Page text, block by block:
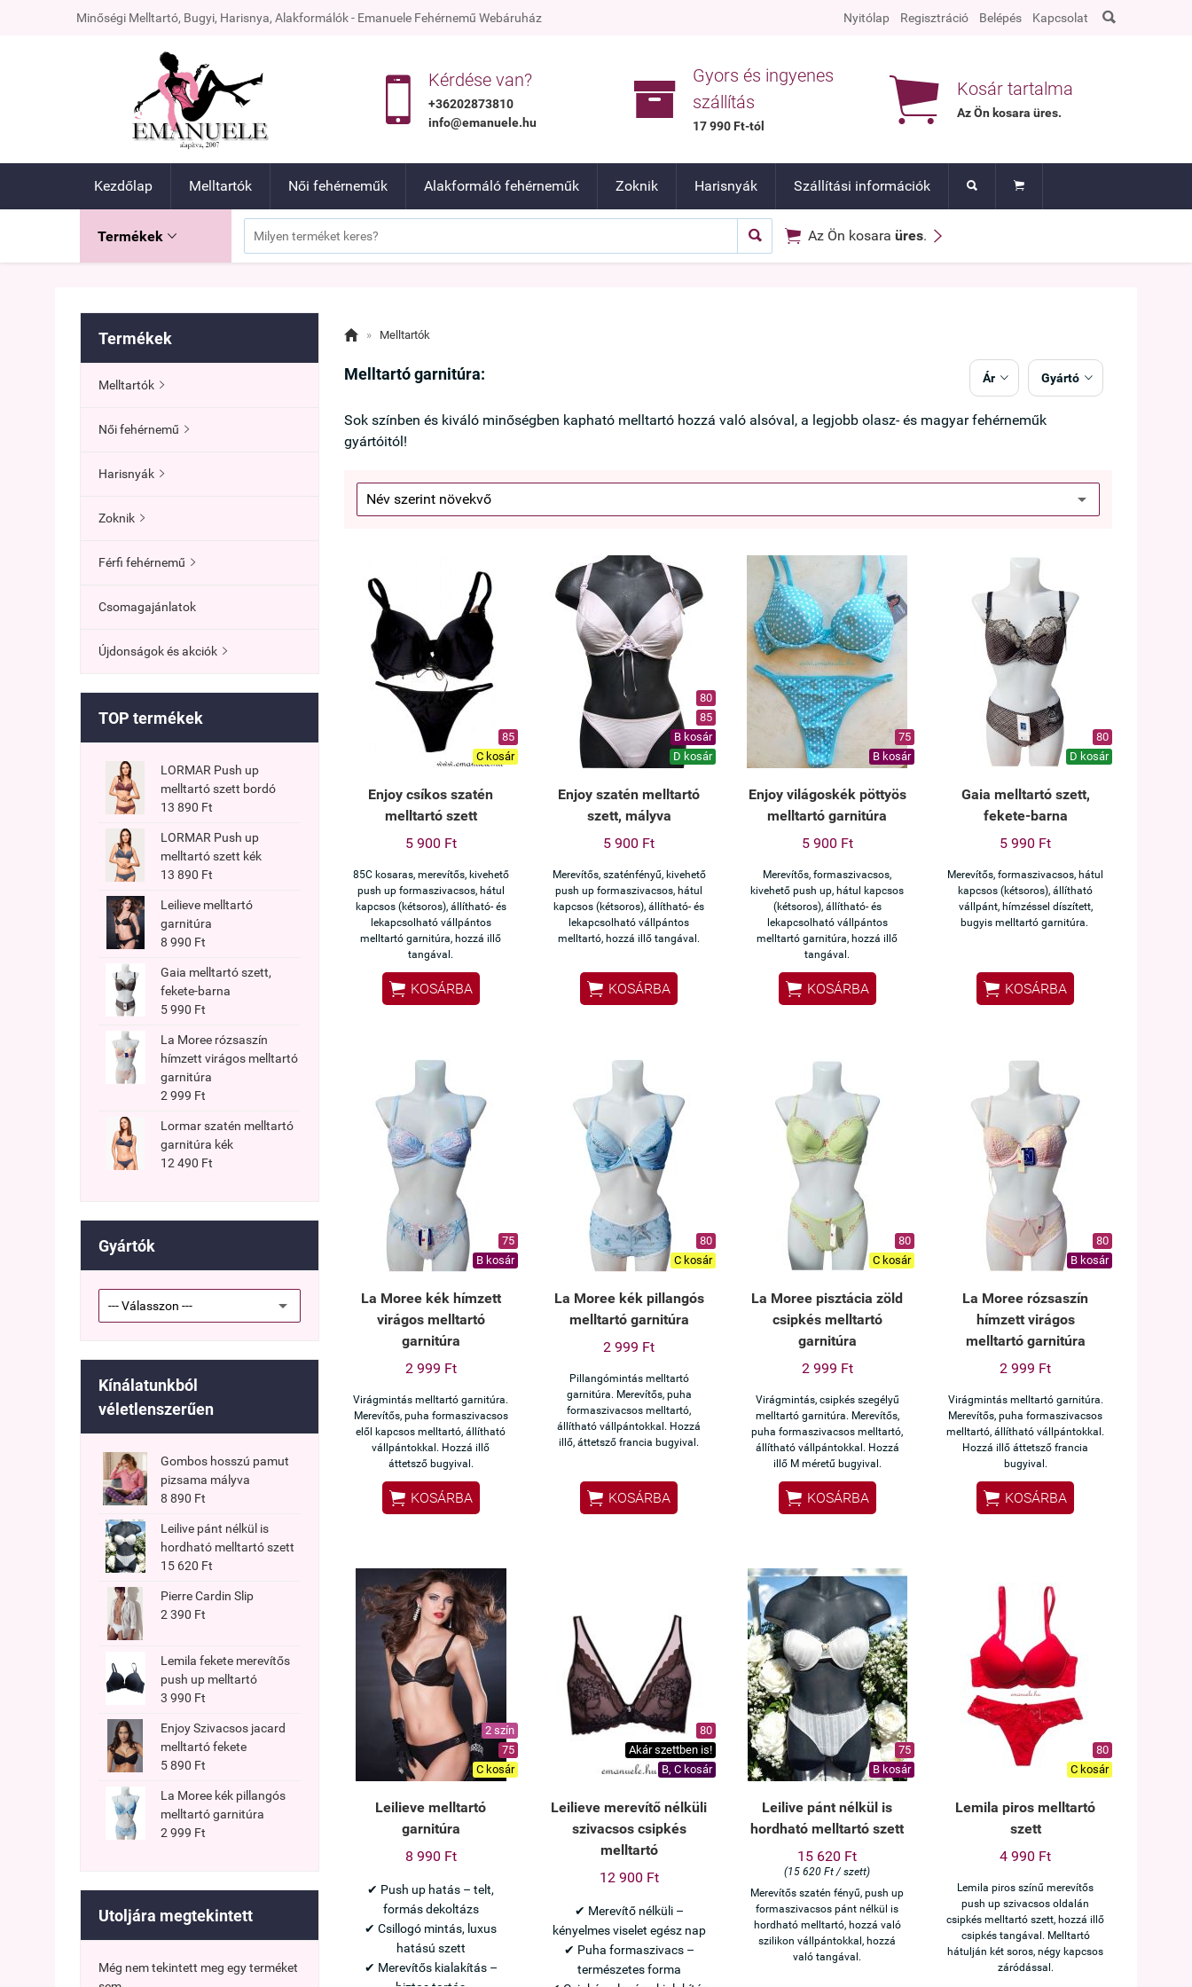
Minőségi Melltartó, Bugyi, Harisnya, Alakformálók - Emanuele Fehérnemű Webáruház Nyitólap Regisztráció Belépés Kapcsolat 
 Kérdése van?
+36202873810
info@emanuele.hu

Gyors és ingyenes
szállítás
17 990 Ft-tól  Kosár tartalma
Az Ön kosaraüres.
Kezdőlap Melltartók Női fehérneműk Alakformáló fehérneműk Zoknik Harisnyák Szállítási információk  
Termékek    Az Ön kosara üres. 
Termékek
Melltartók 
Női fehérnemű 
Harisnyák 
Zoknik 
Férfi fehérnemű 
Csomagajánlatok
Újdonságok és akciók 
TOP termékek
LORMAR Push up
melltartó szett bordó
13 890 Ft
LORMAR Push up
melltartó szett kék
13 890 Ft
Leilieve melltartó
garnitúra
8 990 Ft
Gaia melltartó szett,
fekete-barna
5 990 Ft
La Moree rózsaszín
hímzett virágos melltartó
garnitúra
2 999 Ft
Lormar szatén melltartó
garnitúra kék
12 490 Ft
Gyártók
Kínálatunkból
véletlenszerűen
Gombos hosszú pamut
pizsama mályva
8 890 Ft
Leilive pánt nélkül is
hordható melltartó szett
15 620 Ft
Pierre Cardin Slip
2 390 Ft
Lemila fekete merevítős
push up melltartó
3 990 Ft
Enjoy Szivacsos jacard
melltartó fekete
5 890 Ft
La Moree kék pillangós
melltartó garnitúra
2 999 Ft
Utoljára megtekintett
Még nem tekintett meg egy terméket
 » Melltartók
Melltartó garnitúra: Ár  Gyártó 
Sok színben és kiváló minőségben kapható melltartó hozzá való alsóval, a legjobb olasz- és magyar fehérneműk
gyártóitól!
85
C kosár
Enjoy csíkos szatén
melltartó szett
5 900 Ft
85C kosaras, merevítős, kivehető
push up formaszivacsos, hátul
kapcsos (kétsoros), állítható- és
lekapcsolható vállpántos
melltartó garnitúra, hozzá illő
tangával.
 KOSÁRBA
80
85
B kosár
D kosár
Enjoy szatén melltartó
szett, mályva
5 900 Ft
Merevítős, szaténfényű, kivehető
push up formaszivacsos, hátul
kapcsos (kétsoros), állítható- és
lekapcsolható vállpántos
melltartó, hozzá illő tangával.
 KOSÁRBA
75
B kosár
Enjoy világoskék pöttyös
melltartó garnitúra
5 900 Ft
Merevítős, formaszivacsos,
kivehető push up, hátul kapcsos
(kétsoros), állítható- és
lekapcsolható vállpántos
melltartó garnitúra, hozzá illő
tangával.
 KOSÁRBA
80
D kosár
Gaia melltartó szett,
fekete-barna
5 990 Ft
Merevítős, formaszivacsos, hátul
kapcsos (kétsoros), állítható
vállpánt, hímzéssel díszített,
bugyis melltartó garnitúra.
 KOSÁRBA
75
B kosár
La Moree kék hímzett
virágos melltartó
garnitúra
2 999 Ft
Virágmintás melltartó garnitúra.
Merevítős, puha formaszivacsos
elől kapcsos melltartó, állítható
vállpántokkal. Hozzá illő
áttetsző bugyival.
 KOSÁRBA
80
C kosár
La Moree kék pillangós
melltartó garnitúra
2 999 Ft
Pillangómintás melltartó
garnitúra. Merevítős, puha
formaszivacsos melltartó,
állítható vállpántokkal. Hozzá
illő, áttetsző francia bugyival.
 KOSÁRBA
80
C kosár
La Moree pisztácia zöld
csipkés melltartó
garnitúra
2 999 Ft
Virágmintás, csipkés szegélyű
melltartó garnitúra. Merevítős,
puha formaszivacsos melltartó,
állítható vállpántokkal. Hozzá
illő M méretű bugyival.
 KOSÁRBA
80
B kosár
La Moree rózsaszín
hímzett virágos
melltartó garnitúra
2 999 Ft
Virágmintás melltartó garnitúra.
Merevítős, puha formaszivacsos
melltartó, állítható vállpántokkal.
Hozzá illő áttetsző francia
bugyival.
 KOSÁRBA
2 szín
75
C kosár
Leilieve melltartó
garnitúra
8 990 Ft
✔ Push up hatás – telt,
formás dekoltázs
✔ Csillogó mintás, luxus
hatású szett
✔ Merevítős kialakítás –
80
Akár szettben is!
B, C kosár
Leilieve merevítő nélküli
szivacsos csipkés
melltartó
12 900 Ft
✔ Merevítő nélküli –
kényelmes viselet egész nap
✔ Puha formaszivacs –
természetes forma
75
B kosár
Leilive pánt nélkül is
hordható melltartó szett
15 620 Ft
(15 620 Ft / szett)
Merevítős szatén fényű, push up
formaszivacsos pánt nélkül is
hordható melltartó, hozzá való
szilikon vállpántokkal, hozzá
való tangával.
80
C kosár
Lemila piros melltartó
szett
4 990 Ft
Lemila piros színű merevítős
push up szivacsos oldalán
csipkés melltartó szett, hozzá illő
csipkés tangával. Melltartó
hátulján két soros, négy kapcsos
záródással.